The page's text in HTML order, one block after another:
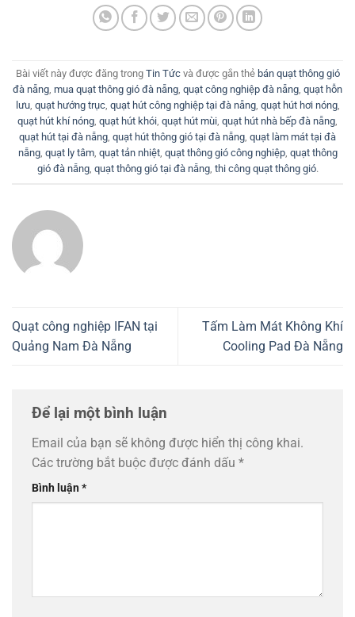
Bài viết này được đăng trong Tin Tứcvà được gắn thẻ bán quạt thông gió
đà nẵng, mua quạt thông gió đà nẵng, quạt công nghiệp đà nẵng, quạt hỗn
lưu, quạt hướng trục, quạt hút công nghiệp tại đà nẵng, quạt hút hơi nóng,
quạt hút khí nóng, quạt hút khói, quạt hút mùi, quạt hút nhà bếp đà nẵng,
quạt hút tại đà nẵng, quạt hút thông gió tại đà nẵng, quạt làm mát tại đà
nẵng, quạt ly tâm, quạt tản nhiệt, quạt thông gió công nghiệp, quạt thông
gió đà nẵng, quạt thông gió tại đà nẵng, thi công quạt thông gió.
Quạt công nghiệp IFAN tại
Quảng Nam Đà Nẵng
Tấm Làm Mát Không Khí
Cooling Pad Đà Nẵng
Để lại một bình luận
Email của bạn sẽ không được hiển thị công khai.
Các trường bắt buộc được đánh dấu *
Bình luận*